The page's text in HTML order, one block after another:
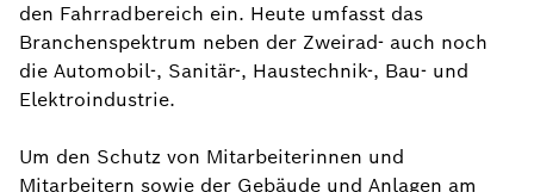
den Fahrradbereich ein. Heute umfasst das
Branchenspektrum neben der Zweirad- auch noch
die Automobil-, Sanitär-, Haustechnik-, Bau- und
Elektroindustrie.
Um den Schutz von Mitarbeiterinnen und
Mitarbeitern sowie der Gebäude und Anlagen am